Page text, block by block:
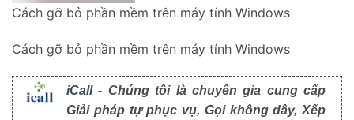
Cách gỡ bỏ phần mềm trên máy tính Windows
Cách gỡ bỏ phần mềm trên máy tính Windows
iCall- Chúng tôi là chuyên gia cung cấp
Giải pháp tự phục vụ, Gọi không dây, Xếp